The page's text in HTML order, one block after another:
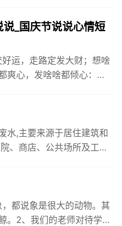
_国庆节说说心情短
运，走路定发大财；想啥
爽心，发啥啥都倾心：祝
水,主要来源于居住建筑和
、商店、公共场所及工业
都说象是很大的动物。其
。2、我们的老师对待学生